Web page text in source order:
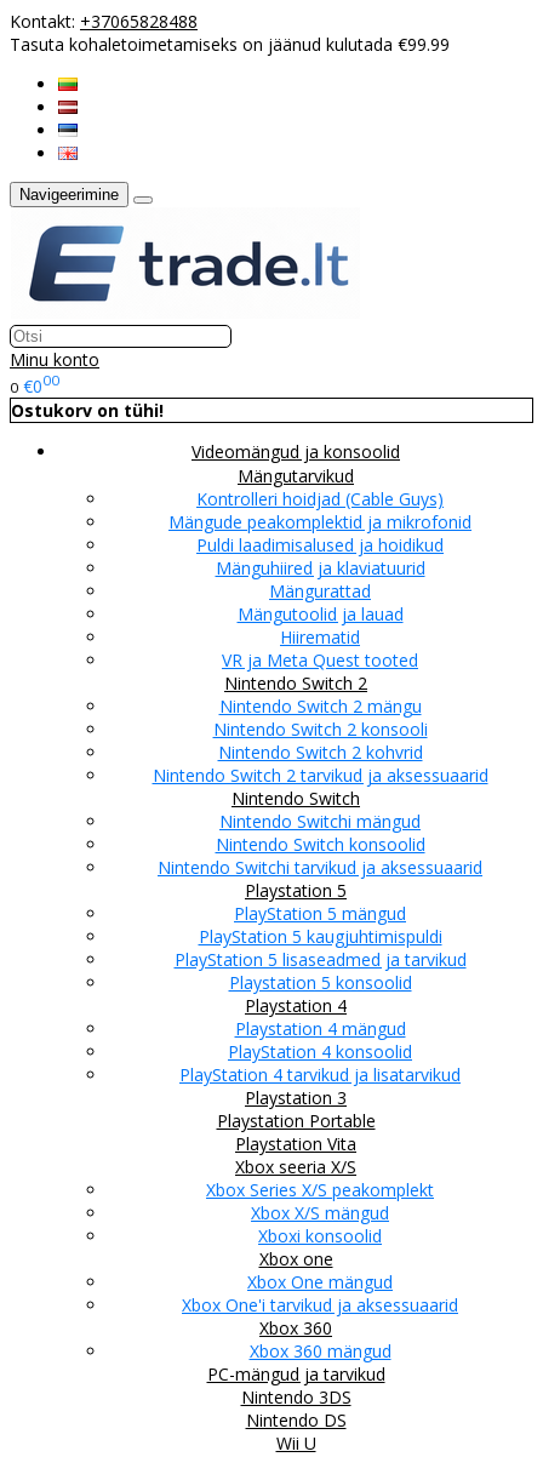
Kontakt: +37065828488
Tasuta kohaletoimetamiseks on jäänud kulutada €99.99
Navigeerimine
Minu konto
0 €000
Ostukorv on tühi!
Videomängud ja konsoolid
Mängutarvikud
Kontrolleri hoidjad (Cable Guys)
Mängude peakomplektid ja mikrofonid
Puldi laadimisalused ja hoidikud
Mänguhiired ja klaviatuurid
Mängurattad
Mängutoolid ja lauad
Hiirematid
VR ja Meta Quest tooted
Nintendo Switch 2
Nintendo Switch 2 mängu
Nintendo Switch 2 konsooli
Nintendo Switch 2 kohvrid
Nintendo Switch 2 tarvikud ja aksessuaarid
Nintendo Switch
Nintendo Switchi mängud
Nintendo Switch konsoolid
Nintendo Switchi tarvikud ja aksessuaarid
Playstation 5
PlayStation 5 mängud
PlayStation 5 kaugjuhtimispuldi
PlayStation 5 lisaseadmed ja tarvikud
Playstation 5 konsoolid
Playstation 4
Playstation 4 mängud
PlayStation 4 konsoolid
PlayStation 4 tarvikud ja lisatarvikud
Playstation 3
Playstation Portable
Playstation Vita
Xbox seeria X/S
Xbox Series X/S peakomplekt
Xbox X/S mängud
Xboxi konsoolid
Xbox one
Xbox One mängud
Xbox One'i tarvikud ja aksessuaarid
Xbox 360
Xbox 360 mängud
PC-mängud ja tarvikud
Nintendo 3DS
Nintendo DS
Wii U